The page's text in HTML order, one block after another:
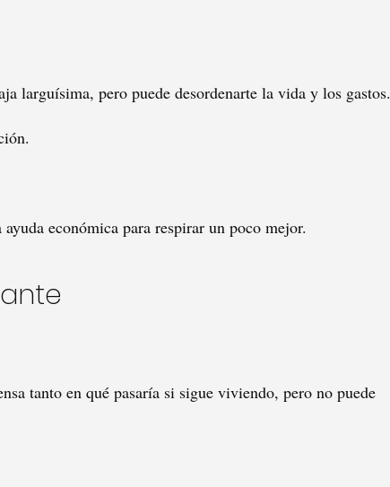
larguísima, pero puede desordenarte la vida y los gastos.
económica para respirar un poco mejor.
tanto en qué pasaría si sigue viviendo, pero no puede